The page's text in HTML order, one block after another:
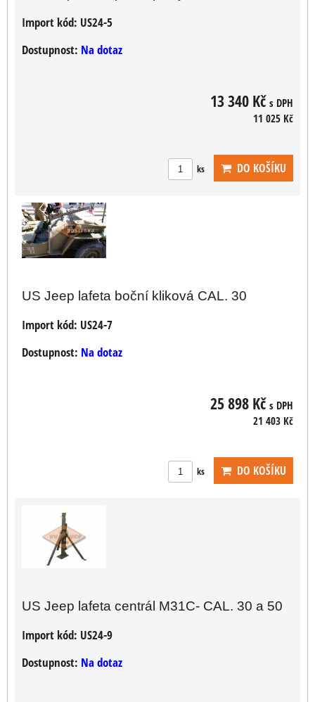
Import kód: US24-5
Dostupnost: Na dotaz
13 340 Kč s DPH
11 025 Kč
ks DO KOŠÍKU
US Jeep lafeta boční kliková CAL. 30
Import kód: US24-7
Dostupnost: Na dotaz
25 898 Kč s DPH
21 403 Kč
ks DO KOŠÍKU
US Jeep lafeta centrál M31C- CAL. 30 a 50
Import kód: US24-9
Dostupnost: Na dotaz